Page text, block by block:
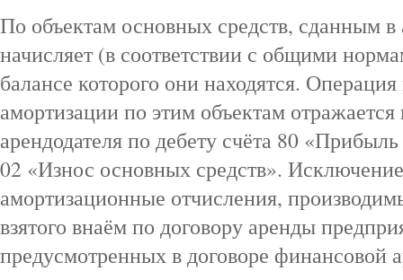
По объектам основных средств, сданным
начисляет (в соответствии с общими
балансе которого они находятся.
амортизации по этим объектам отражается
арендодателя по дебету счёта 80
02 «Износ основных средств».
амортизационные отчисления,
взятого внаём по договору аренды
предусмотренных в договоре финансовой